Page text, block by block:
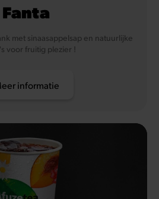
Fanta
met sinaasappelsap en natuurlijke
voor fruitig plezier !
informatie